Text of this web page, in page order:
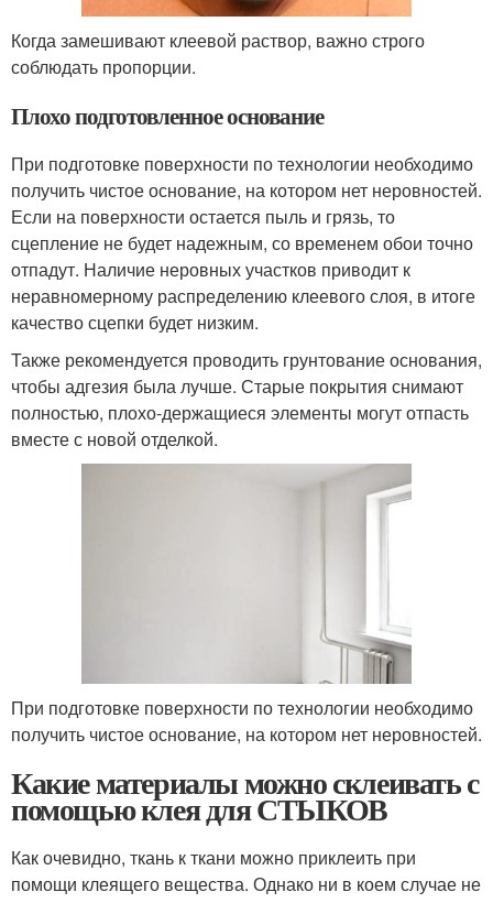
Когда замешивают клеевой раствор, важно строго
соблюдать пропорции.
Плохо подготовленное основание
При подготовке поверхности по технологии необходимо
получить чистое основание, на котором нет неровностей.
Если на поверхности остается пыль и грязь, то
сцепление не будет надежным, со временем обои точно
отпадут. Наличие неровных участков приводит к
неравномерному распределению клеевого слоя, в итоге
качество сцепки будет низким.
Также рекомендуется проводить грунтование основания,
чтобы адгезия была лучше. Старые покрытия снимают
полностью, плохо-держащиеся элементы могут отпасть
вместе с новой отделкой.
При подготовке поверхности по технологии необходимо
получить чистое основание, на котором нет неровностей.
Какие материалы можно склеивать с
помощью клея для СТЫКОВ
Как очевидно, ткань к ткани можно приклеить при
помощи клеящего вещества. Однако ни в коем случае не